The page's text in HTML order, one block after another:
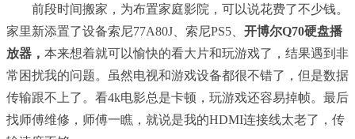
前段时间搬家，为布置家庭影院，可以说花费了不少钱。
家里新添置了设备索尼77A80J、索尼PS5、 开博尔Q70硬盘播
放器， 本来想着就可以愉快的看大片和玩游戏了，结果遇到非
常困扰我的问题。虽然电视和游戏设备都很不错了，但是数据
传输跟不上了。看4k电影总是卡顿，玩游戏还容易掉帧。最后
找师傅维修，师傅一瞧，就说是我的HDMI连接线太老了，传